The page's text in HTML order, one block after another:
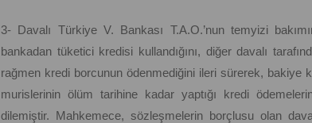
3- Davalı Türkiye V. Bankası T.A.O.’nun temyizi
bankadan tüketici kredisi kullandığını, diğer davalı
rağmen kredi borcunun ödenmediğini ileri sürerek, bakiye
murislerinin ölüm tarihine kadar yaptığı kredi
dilemiştir. Mahkemece, sözleşmelerin borçlusu olan